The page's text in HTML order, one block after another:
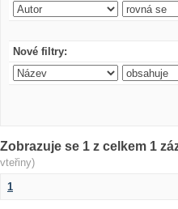
Nové filtry:
Zobrazuje se 1 z celkem 1
vteřiny)
1